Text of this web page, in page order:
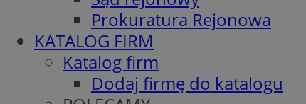
Prokuratura Rejonowa
KATALOG FIRM
Katalog firm
Dodaj firmę do katalogu